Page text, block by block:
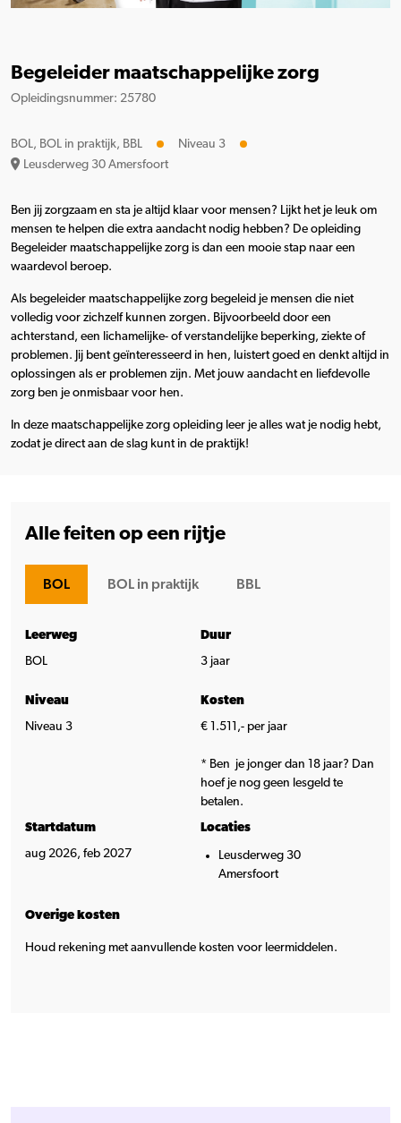
Begeleider maatschappelijke zorg
Opleidingsnummer: 25780
BOL, BOL in praktijk, BBL
Niveau 3
Leusderweg 30 Amersfoort
Ben jij zorgzaam en sta je altijd klaar voor mensen? Lijkt het je leuk om
mensen te helpen die extra aandacht nodig hebben? De opleiding
Begeleider maatschappelijke zorg is dan een mooie stap naar een
waardevol beroep.
Als begeleider maatschappelijke zorg begeleid je mensen die niet
volledig voor zichzelf kunnen zorgen. Bijvoorbeeld door een
achterstand, een lichamelijke- of verstandelijke beperking, ziekte of
problemen. Jij bent geïnteresseerd in hen, luistert goed en denkt altijd in
oplossingen als er problemen zijn. Met jouw aandacht en liefdevolle
zorg ben je onmisbaar voor hen.
In deze maatschappelijke zorg opleiding leer je alles wat je nodig hebt,
zodat je direct aan de slag kunt in de praktijk!
Alle feiten op een rijtje
BOL BOL in praktijk BBL
Leerweg
BOL
Duur
3 jaar
Niveau
Niveau 3
Kosten
€ 1.511,- per jaar
* Ben je jonger dan 18 jaar? Dan
hoef je nog geen lesgeld te
betalen.
Startdatum
aug 2026, feb 2027
Locaties
Leusderweg 30
Amersfoort
Overige kosten
Houd rekening met aanvullende kosten voor leermiddelen.